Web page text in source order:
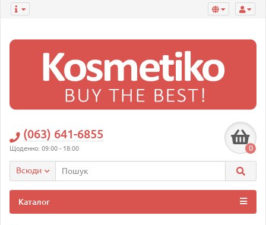
(063) 641-6855
Щоденно: 09:00 - 18:00 0
Всюди
Каталог